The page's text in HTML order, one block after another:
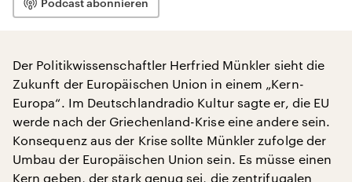
Podcast abonnieren
Der Politikwissenschaftler Herfried Münkler sieht die
Zukunft der Europäischen Union in einem „Kern-
Europa“. Im Deutschlandradio Kultur sagte er, die EU
werde nach der Griechenland-Krise eine andere sein.
Konsequenz aus der Krise sollte Münkler zufolge der
Umbau der Europäischen Union sein. Es müsse einen
Kern geben, der stark genug sei, die zentrifugalen